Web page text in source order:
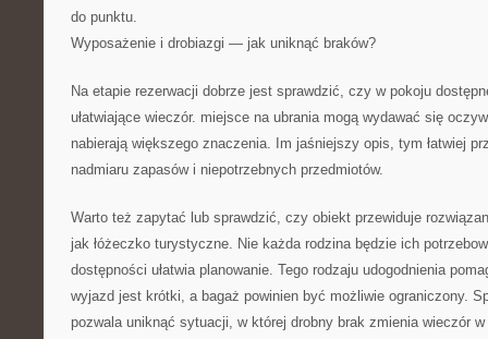
do punktu.
Wyposażenie i drobiazgi — jak uniknąć braków?
Na etapie rezerwacji dobrze jest sprawdzić, czy w pokoju
ułatwiające wieczór. miejsce na ubrania mogą wydawać się
nabierają większego znaczenia. Im jaśniejszy opis, tym łatwiej
nadmiaru zapasów i niepotrzebnych przedmiotów.
Warto też zapytać lub sprawdzić, czy obiekt przewiduje
jak łóżeczko turystyczne. Nie każda rodzina będzie ich
dostępności ułatwia planowanie. Tego rodzaju udogodnienia
wyjazd jest krótki, a bagaż powinien być możliwie ograniczony.
pozwala uniknąć sytuacji, w której drobny brak zmienia wieczór